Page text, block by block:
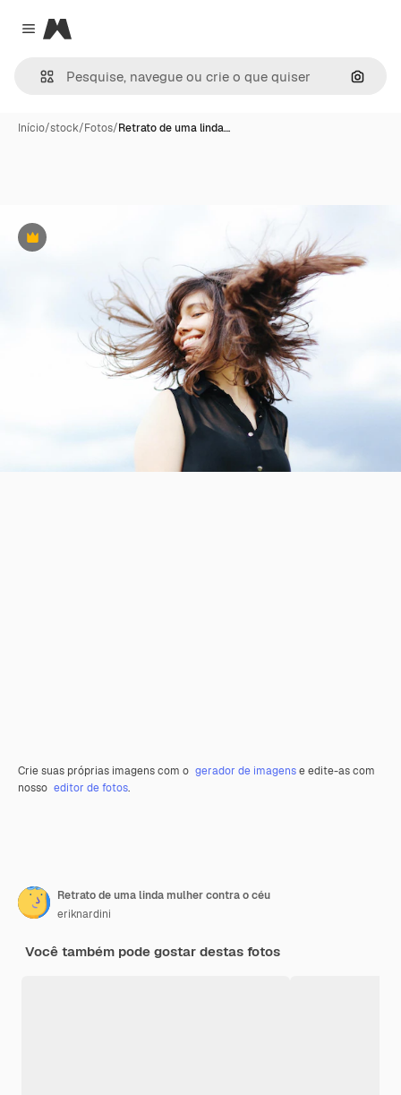
Close menu
Magnific
Início/stock/Fotos/Retrato de uma linda…
Premium
Crie suas próprias imagens com o gerador de imagense edite-as com
nosso editor de fotos.
Retrato de uma linda mulher contra o céu
eriknardini
Você também pode gostar destas fotos